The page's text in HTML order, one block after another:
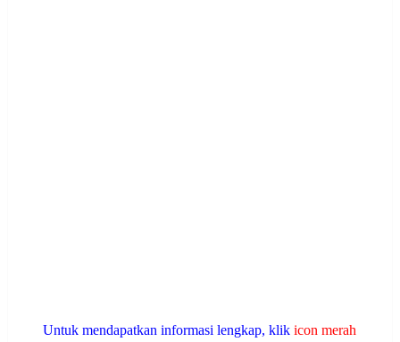
Untuk mendapatkan informasi lengkap, klikicon merah